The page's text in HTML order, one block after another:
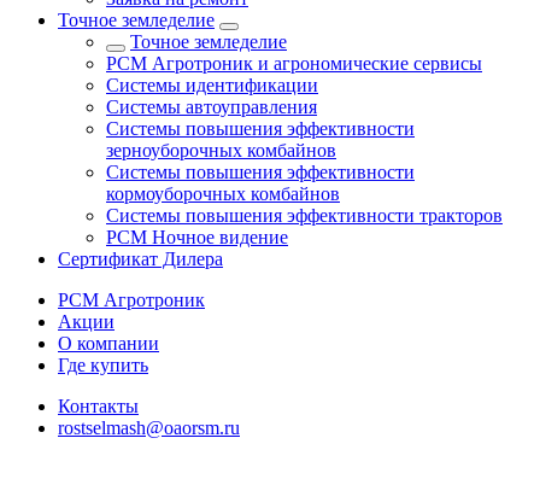
Точное земледелие
Точное земледелие
РСМ Агротроник и агрономические сервисы
Системы идентификации
Системы автоуправления
Системы повышения эффективности
зерноуборочных комбайнов
Системы повышения эффективности
кормоуборочных комбайнов
Системы повышения эффективности тракторов
РСМ Ночное видение
Сертификат Дилера
РСМ Агротроник
Акции
О компании
Где купить
Контакты
rostselmash@oaorsm.ru